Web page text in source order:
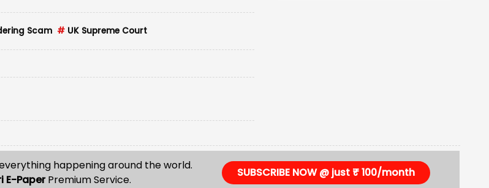
Scam # UK Supreme Court
happening around the world.
E-PaperPremium Service.
SUBSCRIBE NOW @ just ₹ 100/month